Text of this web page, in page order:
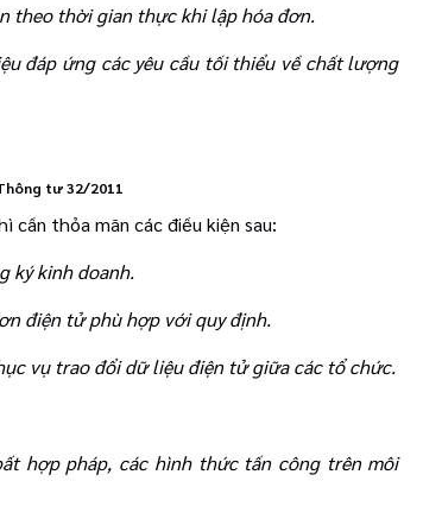
theo thời gian thực khi lập hóa đơn.
đáp ứng các yêu cầu tối thiểu về chất lượng
tư 32/2011
cần thỏa mãn các điều kiện sau:
ký kinh doanh.
điện tử phù hợp với quy định.
vụ trao đổi dữ liệu điện tử giữa các tổ chức.
hợp pháp, các hình thức tấn công trên môi